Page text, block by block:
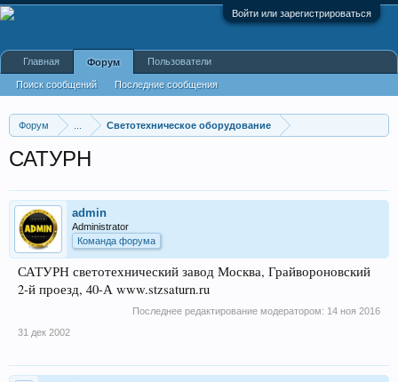
Войти или зарегистрироваться
Форум Светотехническое оборудование
САТУРН
admin
Administrator
Команда форума
САТУРН светотехнический завод Москва, Грайвороновский
2-й проезд, 40-А www.stzsaturn.ru
Последнее редактирование модератором: 14 ноя 2016
31 дек 2002
Главная Форум
Поиск сообщений Последние сообщения
Пользователи